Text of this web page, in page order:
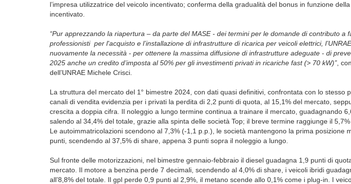
l’impresa utilizzatrice del veicolo incentivato; conferma della gradualità del bonus in funzione
incentivato.
“Pur apprezzando la riapertura – da parte del MASE - dei termini per le domande di contributo a
professionisti per l'acquisto e l’installazione di infrastrutture di ricarica per veicoli elettrici,
nuovamente la necessità - per ottenere la massima diffusione di infrastrutture adeguate - di
2025 anche un credito d’imposta al 50% per gli investimenti privati in ricariche fast (> 70 kW)” ,
dell’UNRAE Michele Crisci.
La struttura del mercato del 1° bimestre 2024, con dati quasi definitivi, confrontata con lo stesso
canali di vendita evidenzia per i privati la perdita di 2,2 punti di quota, al 15,1% del mercato,
crescita a doppia cifra. Il noleggio a lungo termine continua a trainare il mercato, guadagnando
salendo al 34,4% del totale, grazie alla spinta delle società Top; il breve termine raggiunge il
Le autoimmatricolazioni scendono al 7,3% (-1,1 p.p.), le società mantengono la prima posizione
punti, scendendo al 37,5% di share, appena 3 punti sopra il noleggio a lungo.
Sul fronte delle motorizzazioni, nel bimestre gennaio-febbraio il diesel guadagna 1,9 punti di
mercato. Il motore a benzina perde 7 decimali, scendendo al 4,0% di share, i veicoli ibridi
all’8,8% del totale. Il gpl perde 0,9 punti al 2,9%, il metano scende allo 0,1% come i plug-in. I